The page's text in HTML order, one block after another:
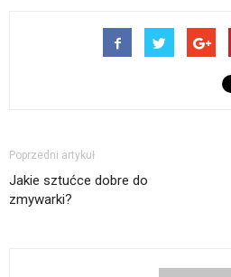
Poprzedni artykuł
Jakie sztućce dobre do
zmywarki?